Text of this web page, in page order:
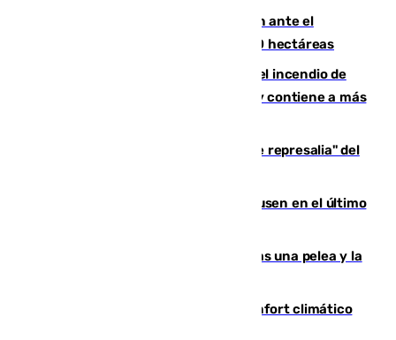
Moreno pide extremar la precaución ante el
incendio de Niebla, que supera las 4.000 hectáreas
340 personas más desalojadas por el incendio de
Niebla, que mantiene a 410 evacuadas y contiene a más
Italia responde ante las "medidas de represalia" del
El Sevilla se desinfla ante el Leverkusen en el último
Tensión en la prisión de Alhaurín tras una pelea y la
Málaga contabiliza 148 zonas de confort climático